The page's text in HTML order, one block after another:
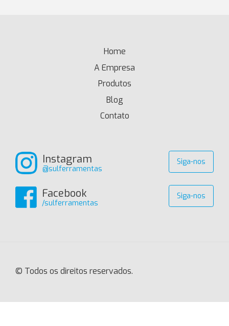
Home
A Empresa
Produtos
Blog
Contato
Instagram
@sulferramentas
Siga-nos
Facebook
/sulferramentas
Siga-nos
© Todos os direitos reservados.